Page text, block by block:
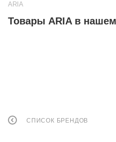
ARIA
Товары ARIA в
СПИСОК БРЕНДОВ